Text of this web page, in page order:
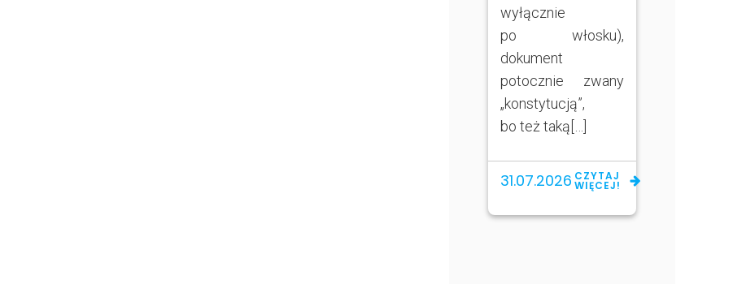
wyłącznie
po włosku),
dokument
potocznie zwany
„konstytucją”,
bo też taką[…]
31.07.2026 CZYTAJ
WIĘCEJ!